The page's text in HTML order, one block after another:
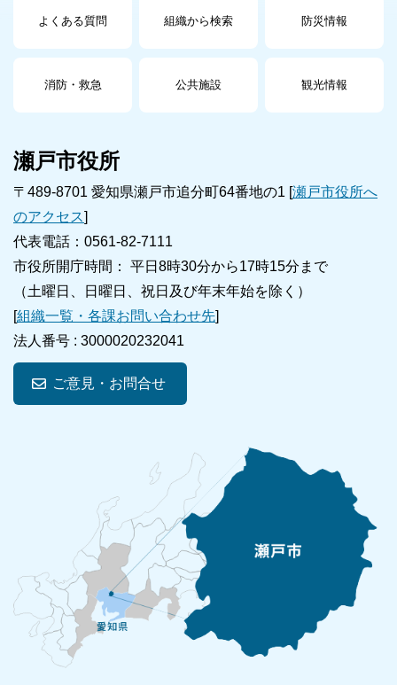
よくある質問 組織から検索 防災情報
消防・救急 公共施設 観光情報
瀬戸市役所
〒489-8701 愛知県瀬戸市追分町64番地の1 [瀬戸市役所へ
のアクセス]
代表電話：0561-82-7111
市役所開庁時間： 平日8時30分から17時15分まで
（土曜日、日曜日、祝日及び年末年始を除く）
[組織一覧・各課お問い合わせ先]
法人番号 : 3000020232041
ご意見・お問合せ